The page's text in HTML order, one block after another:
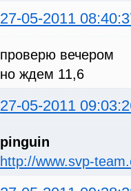
27-05-2011
проверю вечером
но ждем 11,6
27-05-2011
pinguin
http://www.svp-